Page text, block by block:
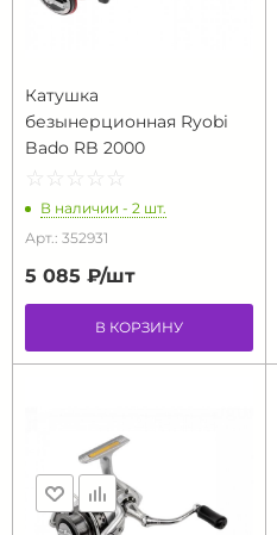
Катушка
безынерционная Ryobi
Bado RB 2000
☆ ☆ ☆ ☆ ☆
★ ★ ★ ★ ★
В наличии - 2 шт.
Арт.: 352931
5 085 ₽/шт
В КОРЗИНУ